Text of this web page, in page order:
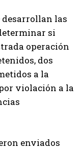
desarrollan las
si
operación
dos
a la
violación a la
enviados